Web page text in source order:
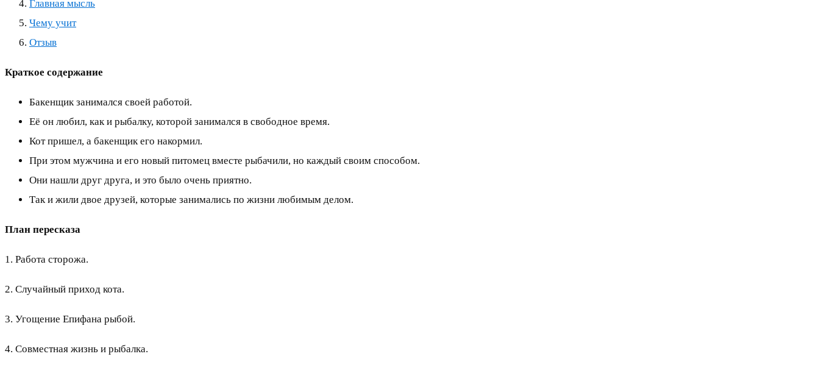
Главная мысль
Чему учит
Отзыв
Краткое содержание
Бакенщик занимался своей работой.
Её он любил, как и рыбалку, которой занимался в свободное время.
Кот пришел, а бакенщик его накормил.
При этом мужчина и его новый питомец вместе рыбачили, но каждый своим способом.
Они нашли друг друга, и это было очень приятно.
Так и жили двое друзей, которые занимались по жизни любимым делом.
План пересказа
1. Работа сторожа.
2. Случайный приход кота.
3. Угощение Епифана рыбой.
4. Совместная жизнь и рыбалка.